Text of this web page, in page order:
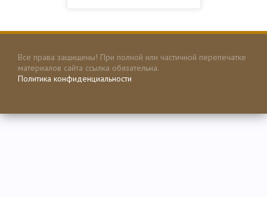
Все права защищены! При полной или частичной перепечатке
материалов сайта ссылка обязательна.
Политика конфиденциальности